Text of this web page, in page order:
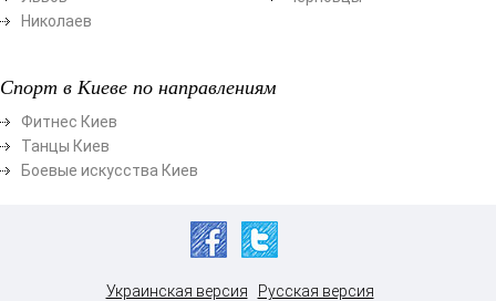
Николаев
Спорт в Киеве по направлениям
Фитнес Киев
Танцы Киев
Боевые искусства Киев
Украинская версия Русская версия